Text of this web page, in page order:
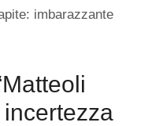
imbarazzante